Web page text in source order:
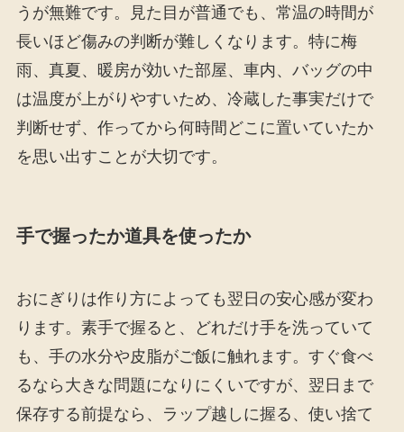
うが無難です。見た目が普通でも、常温の時間が
長いほど傷みの判断が難しくなります。特に梅
雨、真夏、暖房が効いた部屋、車内、バッグの中
は温度が上がりやすいため、冷蔵した事実だけで
判断せず、作ってから何時間どこに置いていたか
を思い出すことが大切です。
手で握ったか道具を使ったか
おにぎりは作り方によっても翌日の安心感が変わ
ります。素手で握ると、どれだけ手を洗っていて
も、手の水分や皮脂がご飯に触れます。すぐ食べ
るなら大きな問題になりにくいですが、翌日まで
保存する前提なら、ラップ越しに握る、使い捨て